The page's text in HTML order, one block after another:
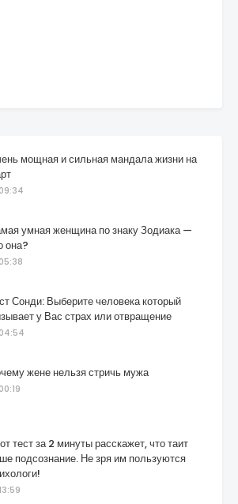
мощная и сильная мандала жизни на
09:34
умная женщина по знаку Зодиака —
она?
05:38
Сонди: Выберите человека который
у Вас страх или отвращение
04:54
жене нельзя стричь мужа
00:19
тест за 2 минуты расскажет, что таит
подсознание. Не зря им пользуются
13:59